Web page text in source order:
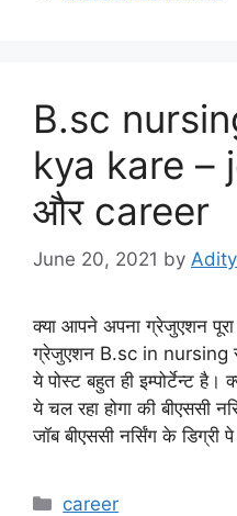
B.sc
kya kare –
और career
June 20, 2021 by
क्या आपने अपना ग्रेजुएशन
ग्रेजुएशन B.sc in nursing
ये पोस्ट बहुत ही इम्पोर्टेन्ट
ये चल रहा होगा की बीएससी
जॉब बीएससी नर्सिंग के डिग्री
Categories
career